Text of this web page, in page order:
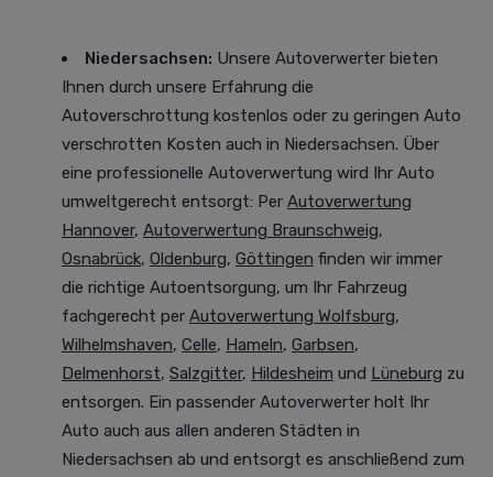
Niedersachsen: Unsere Autoverwerter bieten
Ihnen durch unsere Erfahrung die
Autoverschrottung kostenlos oder zu geringen Auto
verschrotten Kosten auch in Niedersachsen. Über
eine professionelle Autoverwertung wird Ihr Auto
umweltgerecht entsorgt: Per Autoverwertung
Hannover, Autoverwertung Braunschweig,
Osnabrück, Oldenburg, Göttingen finden wir immer
die richtige Autoentsorgung, um Ihr Fahrzeug
fachgerecht per Autoverwertung Wolfsburg,
Wilhelmshaven, Celle, Hameln, Garbsen,
Delmenhorst, Salzgitter, Hildesheim und Lüneburg zu
entsorgen. Ein passender Autoverwerter holt Ihr
Auto auch aus allen anderen Städten in
Niedersachsen ab und entsorgt es anschließend zum